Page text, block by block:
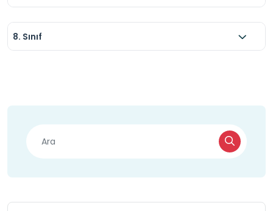
8. Sınıf